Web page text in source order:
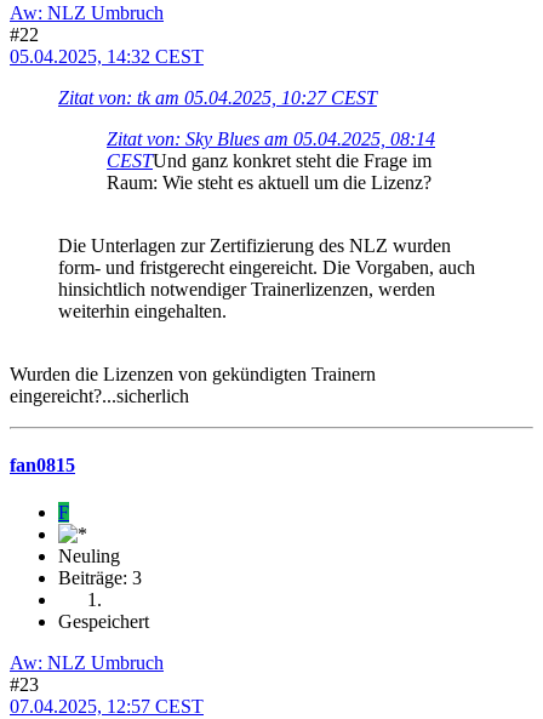
Aw: NLZ Umbruch
#22
05.04.2025, 14:32 CEST
Zitat von: tk am 05.04.2025, 10:27 CEST
Zitat von: Sky Blues am 05.04.2025, 08:14
CESTUnd ganz konkret steht die Frage im
Raum: Wie steht es aktuell um die Lizenz?
Die Unterlagen zur Zertifizierung des NLZ wurden
form- und fristgerecht eingereicht. Die Vorgaben, auch
hinsichtlich notwendiger Trainerlizenzen, werden
weiterhin eingehalten.
Wurden die Lizenzen von gekündigten Trainern
eingereicht?...sicherlich
fan0815
F
Neuling
Beiträge: 3
Gespeichert
Aw: NLZ Umbruch
#23
07.04.2025, 12:57 CEST